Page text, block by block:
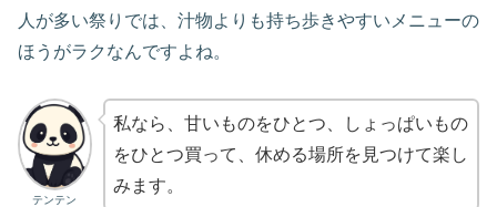
人が多い祭りでは、汁物よりも持ち歩きやすいメニューの
ほうがラクなんですよね。
テンテン
私なら、甘いものをひとつ、しょっぱいもの
をひとつ買って、休める場所を見つけて楽し
みます。